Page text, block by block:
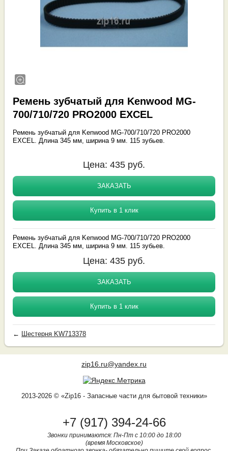
Ремень зубчатый для Kenwood MG-
700/710/720 PRO2000 EXCEL
Ремень зубчатый для Kenwood MG-700/710/720 PRO2000
EXCEL. Длина 345 мм, ширина 9 мм. 115 зубьев.
Цена: 435 руб.
ЗАКАЗАТЬ
Купить в 1 клик
Ремень зубчатый для Kenwood MG-700/710/720 PRO2000
EXCEL. Длина 345 мм, ширина 9 мм. 115 зубьев.
Цена: 435 руб.
ЗАКАЗАТЬ
Купить в 1 клик
← Шестерня KW713378
zip16.ru@yandex.ru
2013-2026 © «Zip16 - Запасные части для бытовой техники»
+7 (917) 394-24-66
Звонки принимаются: Пн-Пт с 10:00 до 18:00
(время Московское)